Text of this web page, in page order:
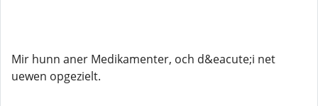
Mir hunn aner Medikamenter, och d&eacute;i net
uewen opgezielt.